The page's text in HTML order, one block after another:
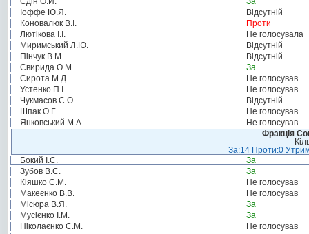
Іоффе Ю.Я.
Відсутній
Коновалюк В.І.
Проти
Лютікова І.І.
Не голосувала
Миримський Л.Ю.
Відсутній
Пінчук В.М.
Відсутній
Свирида О.М.
За
Сирота М.Д.
Не голосував
Устенко П.І.
Не голосував
Чукмасов С.О.
Відсутній
Шпак О.Г.
Не голосував
Янковський М.А.
Не голосував
Фракція
За:14 Проти:0
Бокий І.С.
За
Зубов В.С.
За
Кіяшко С.М.
Не голосував
Макеєнко В.В.
Не голосував
Місюра В.Я.
За
Мусієнко І.М.
За
Ніколаєнко С.М.
Не голосував